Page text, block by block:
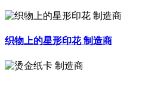
织物上的星形印花 制造商